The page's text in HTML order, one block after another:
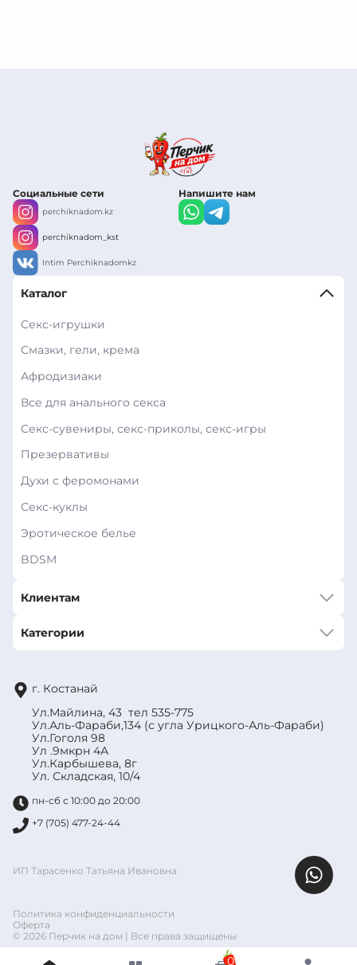
Социальные сети
perchiknadom.kz
perchiknadom_kst
Intim Perchiknadomkz
Напишите нам
Каталог
Секс-игрушки
Смазки, гели, крема
Афродизиаки
Все для анального секса
Секс-сувениры, секс-приколы, секс-игры
Презервативы
Духи с феромонами
Секс-куклы
Эротическое белье
BDSM
Клиентам
Категории
г. Костанай
Ул.Майлина, 43 тел 535-775
Ул.Аль-Фараби,134 (с угла Урицкого-Аль-Фараби)
Ул.Гоголя 98
Ул .9мкрн 4А
Ул.Карбышева, 8г
Ул. Складская, 10/4
пн-сб с 10:00 до 20:00
+7 (705) 477-24-44
ИП Тарасенко Татьяна Ивановна
Политика конфиденциальности
Оферта
© 2026 Перчик на дом | Все права защищены
0